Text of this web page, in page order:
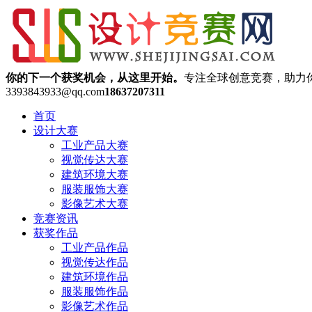
你的下一个获奖机会，从这里开始。 专注全球创意竞赛，助力
3393843933@qq.com18637207311
首页
设计大赛
工业产品大赛
视觉传达大赛
建筑环境大赛
服装服饰大赛
影像艺术大赛
竞赛资讯
获奖作品
工业产品作品
视觉传达作品
建筑环境作品
服装服饰作品
影像艺术作品